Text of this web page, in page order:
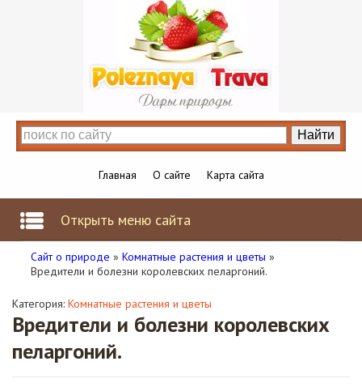
Главная О сайте Карта сайта
Открыть меню сайта
Сайт о природе » Комнатные растения и цветы »
Вредители и болезни королевских пеларгоний.
Категория: Комнатные растения и цветы
Вредители и болезни королевских
пеларгоний.